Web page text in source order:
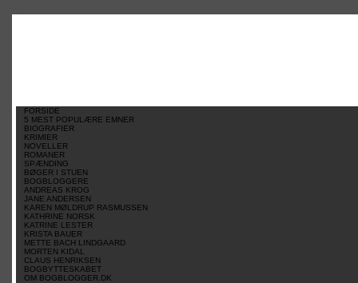
FORSIDE
5 MEST POPULÆRE EMNER
BIOGRAFIER
KRIMIER
NOVELLER
ROMANER
SPÆNDING
BØGER I STUEN
BOGBLOGGERE
ANDREAS KROG
JANE ANDERSEN
KAREN MØLDRUP RASMUSSEN
KATHRINE NORSK
KATRINE LESTER
KRISTA BAUER
METTE BACH LINDGAARD
MORTEN KIDAL
CLAUS HENRIKSEN
BOGBYTTESKABET
OM BOGBLOGGER.DK